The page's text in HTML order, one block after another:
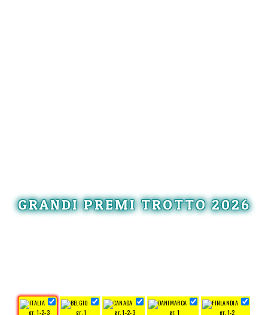
GRANDI PREMI TROTTO 2026
gr. 1-2-3 gr. 1 gr. 1-2-3 gr. 1 gr. 1-2